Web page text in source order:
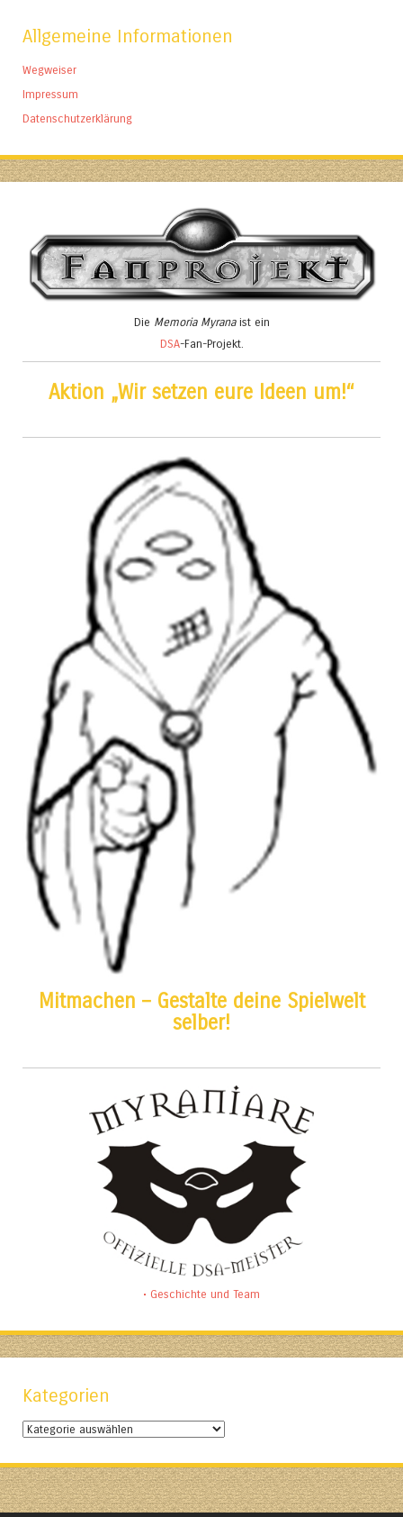
Allgemeine Informationen
Wegweiser
Impressum
Datenschutzerklärung
Die Memoria Myranaist ein
DSA-Fan-Projekt.
Aktion „Wir setzen eure Ideen um!“
Mitmachen – Gestalte deine Spielwelt
selber!
• Geschichte und Team
Kategorien
Kategorien